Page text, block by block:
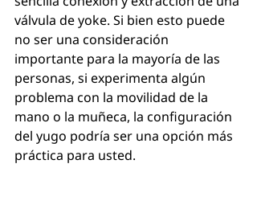
válvula de yoke. Si bien esto puede
no ser una consideración
importante para la mayoría de las
personas, si experimenta algún
problema con la movilidad de la
mano o la muñeca, la configuración
del yugo podría ser una opción más
práctica para usted.